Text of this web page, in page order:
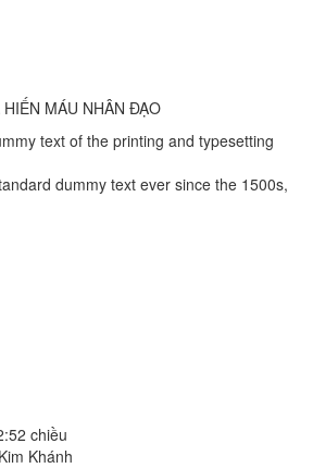
MÁU NHÂN ĐẠO
text of the printing and typesetting
dummy text ever since the 1500s,
chiều
Khánh